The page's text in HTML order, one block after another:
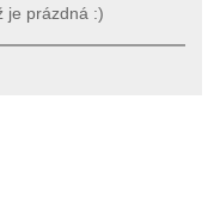
je prázdná :)